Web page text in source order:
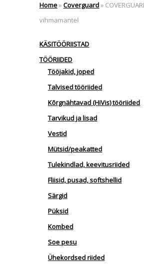
Home»Coverguard»
vihmamantel
KÄSITÖÖRIISTAD
TÖÖRIIDED
Tööjakid, joped
Talvised tööriided
Kõrgnähtavad (HiVis) tööriided
Tarvikud ja lisad
Vestid
Mütsid/peakatted
Tulekindlad, keevitusriided
Fliisid, pusad, softshellid
Särgid
Püksid
Kombed
Soe pesu
Ühekordsed riided